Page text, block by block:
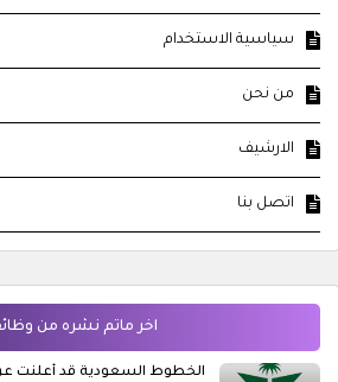
سياسية الاستخدام
من نحن
الارشيف
اتصل بنا
اخر ماتم نشره من
الخطوط السعودية قد أعلنت